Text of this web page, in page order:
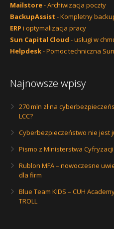
Mailstore- Archiwizacja poczty
BackupAssist - Kompletny
ERP i optymalizacja pracy
Sun Capital Cloud - usługi w
Helpdesk- Pomoc techniczna
Najnowsze wpisy
270 mln zł na
LCC?
Cyberbezpieczeństwo nie jest
Pismo z Ministerstwa Cyfryzacji
Rublon MFA – nowoczesne
dla firm
Blue Team KIDS – CUH
TROLL